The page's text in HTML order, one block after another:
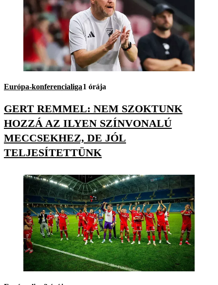
Európa-konferencialiga1 órája
GERT REMMEL: NEM SZOKTUNK
HOZZÁ AZ ILYEN SZÍNVONALÚ
MECCSEKHEZ, DE JÓL
TELJESÍTETTÜNK